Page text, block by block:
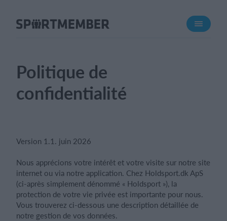
À propos de sportmember
Carrière
Fonctionnalités
Module de site Web
Application sportive
Boutique en ligne
Combien ça coûte ?
Politique de
confidentialité
Version 1.1. juin 2026
Nous apprécions votre intérêt et votre visite sur notre site
internet ou via notre application. Chez Holdsport.dk ApS
(ci-après simplement dénommé « Holdsport »), la
protection de votre vie privée est importante pour nous.
Vous trouverez ci-dessous une description détaillée de
notre gestion de vos données.